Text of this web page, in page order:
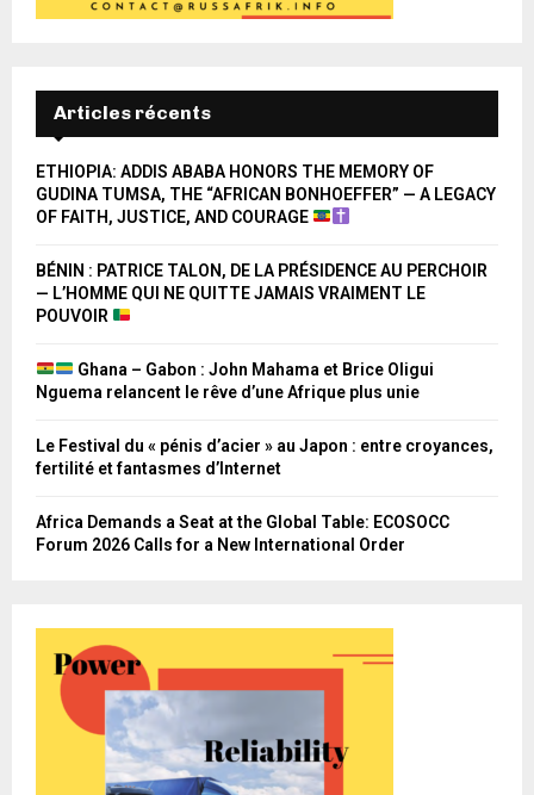
Articles récents
ETHIOPIA: ADDIS ABABA HONORS THE MEMORY OF
GUDINA TUMSA, THE “AFRICAN BONHOEFFER” — A LEGACY
OF FAITH, JUSTICE, AND COURAGE
BÉNIN : PATRICE TALON, DE LA PRÉSIDENCE AU PERCHOIR
— L’HOMME QUI NE QUITTE JAMAIS VRAIMENT LE
POUVOIR
Ghana – Gabon : John Mahama et Brice Oligui
Nguema relancent le rêve d’une Afrique plus unie
Le Festival du « pénis d’acier » au Japon : entre croyances,
fertilité et fantasmes d’Internet
Africa Demands a Seat at the Global Table: ECOSOCC
Forum 2026 Calls for a New International Order